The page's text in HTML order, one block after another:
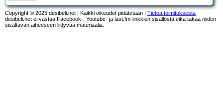
Copyright © 2025 desibeli.net | Kaikki oikeudet pidätetään | Tietoa toimituksesta
desibeli.net ei vastaa Facebook-, Youtube- ja last.fm-linkkien sisällöstä eikä takaa niiden
sisältävän aiheeseen liittyvää materiaalia.